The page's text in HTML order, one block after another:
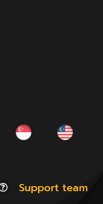
Support team